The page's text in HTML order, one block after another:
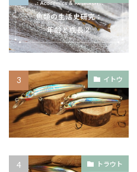
イトウ
トラウト